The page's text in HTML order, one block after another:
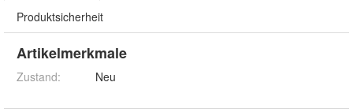
Produktsicherheit
Artikelmerkmale
Zustand: Neu